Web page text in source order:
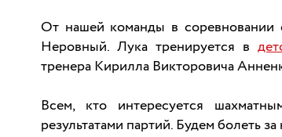
От нашей команды в соревновании
Неровный. Лука тренируется в
тренера Кирилла Викторовича
Всем, кто интересуется
результатами партий. Будем болеть